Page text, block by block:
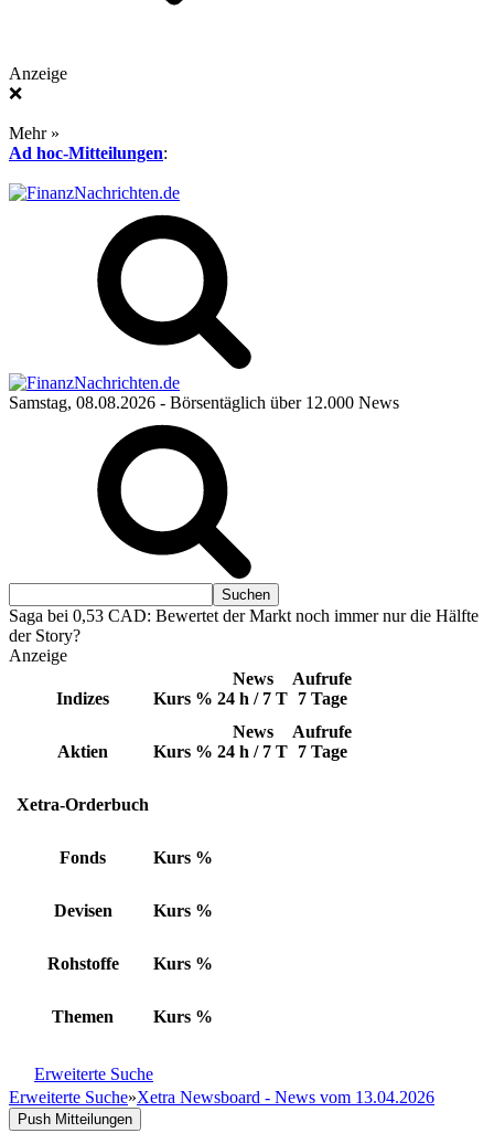
Anzeige
❌
Mehr »
Ad hoc-Mitteilungen:
Samstag, 08.08.2026 - Börsentäglich über 12.000 News
Saga bei 0,53 CAD: Bewertet der Markt noch immer nur die Hälfte
der Story?
Anzeige
Indizes Kurs %
News
24 h / 7 T
Aufrufe
7 Tage
Aktien Kurs %
News
24 h / 7 T
Aufrufe
7 Tage
Xetra-Orderbuch
Fonds Kurs %
Devisen Kurs %
Rohstoffe Kurs %
Themen Kurs %
Erweiterte Suche
Erweiterte Suche»Xetra Newsboard - News vom 13.04.2026
Push Mitteilungen